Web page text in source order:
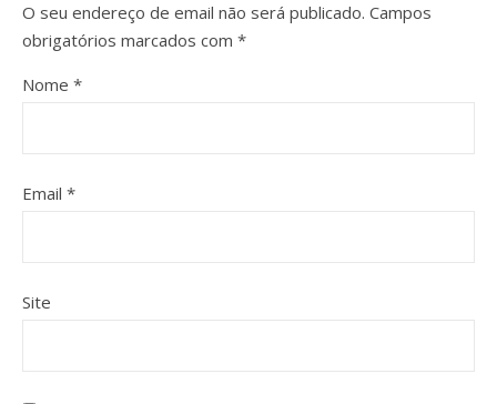
O seu endereço de email não será publicado. Campos
obrigatórios marcados com *
Nome *
Email *
Site